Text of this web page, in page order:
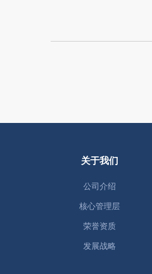
关于我们
公司介绍
核心管理层
荣誉资质
发展战略